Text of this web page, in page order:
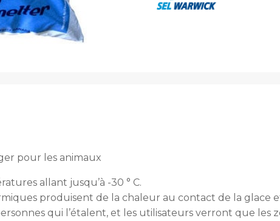
pour les animaux
allant jusqu’à -30 ° C.
produisent de la chaleur au contact de la glace
qui l’étalent, et les utilisateurs verront que les